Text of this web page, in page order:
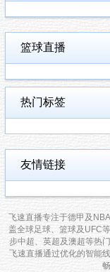
篮球直播
热门标签
友情链接
飞速直播专注于德甲及
盖全球足球、篮球及UFC
步中超、英超及澳超等热
飞速直播通过优化的智能